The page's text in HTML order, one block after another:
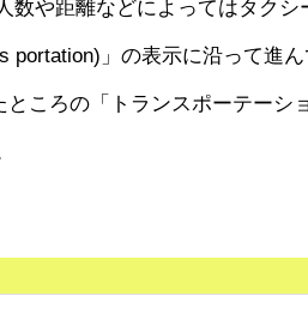
や距離などによってはタクシ
」の表示に沿って進ん
ころの「トランスポーテーシ